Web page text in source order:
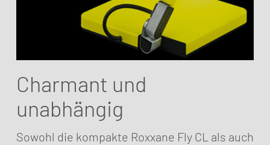
Charmant und
unabhängig
Sowohl die kompakte Roxxane Fly CL als auch